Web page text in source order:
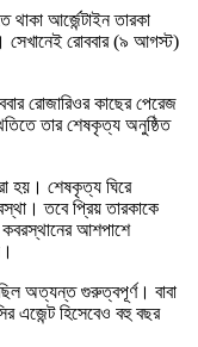
থাকা আর্জেন্টাইন তারকা
সেখানেই রোববার (৯ আগস্ট)
রোজারিওর কাছের পেরেজ
তার শেষকৃত্য অনুষ্ঠিত
হয়। শেষকৃত্য ঘিরে
তবে প্রিয় তারকাকে
কবরস্থানের আশপাশে
ছিল অত্যন্ত গুরুত্বপূর্ণ। বাবা
এজেন্ট হিসেবেও বহু বছর